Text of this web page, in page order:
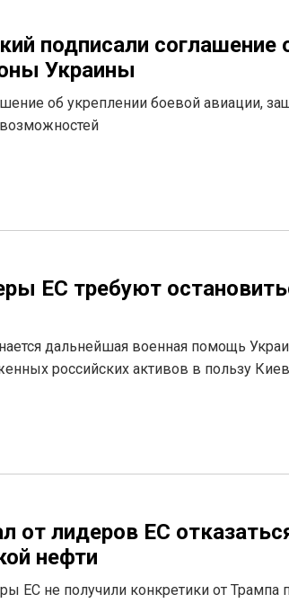
подписали соглашение
Украины
об укреплении боевой авиации,
ЕС требуют
дальнейшая военная помощь
российских активов в пользу
от лидеров ЕС
нефти
ЕС не получили конкретики от Трампа